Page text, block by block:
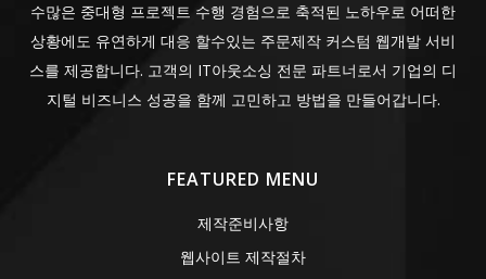
수많은 중대형 프로젝트 수행 경험으로 축적된 노하우로 어떠한
상황에도 유연하게 대응 할수있는 주문제작 커스텀 웹개발 서비
스를 제공합니다. 고객의 IT아웃소싱 전문 파트너로서 기업의 디
지털 비즈니스 성공을 함께 고민하고 방법을 만들어갑니다.
FEATURED MENU
제작준비사항
웹사이트 제작절차